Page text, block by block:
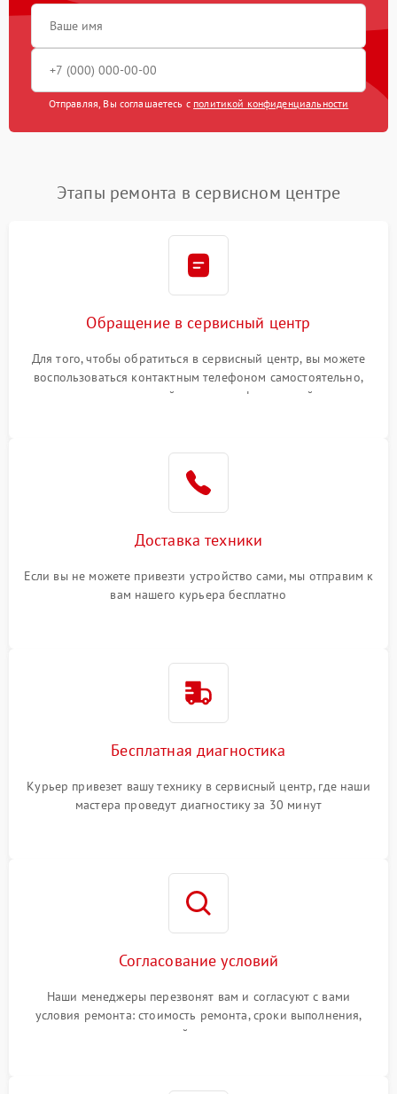
Отправляя, Вы соглашаетесь с политикой конфиденциальности
Этапы ремонта в сервисном центре
Обращение в сервисный центр
Для того, чтобы обратиться в сервисный центр, вы можете
воспользоваться контактным телефоном самостоятельно,
или оставить свой номер телефона на сайте
Доставка техники
Если вы не можете привезти устройство сами, мы отправим к
вам нашего курьера бесплатно
Бесплатная диагностика
Курьер привезет вашу технику в сервисный центр, где наши
мастера проведут диагностику за 30 минут
Согласование условий
Наши менеджеры перезвонят вам и согласуют с вами
условия ремонта: стоимость ремонта, сроки выполнения,
гарантийные условия